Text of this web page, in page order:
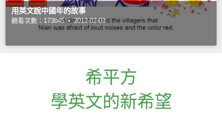
用英文說中國年的故事
觀看次數：173845 • 2012-02-03
希平方
學英文的新希望